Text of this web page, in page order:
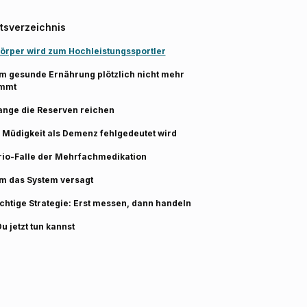
wird zum Hochleistungssportler
gesunde Ernährung plötzlich nicht mehr
die Reserven reichen
Müdigkeit als Demenz fehlgedeutet wird
Falle der Mehrfachmedikation
das System versagt
Strategie: Erst messen, dann handeln
jetzt tun kannst